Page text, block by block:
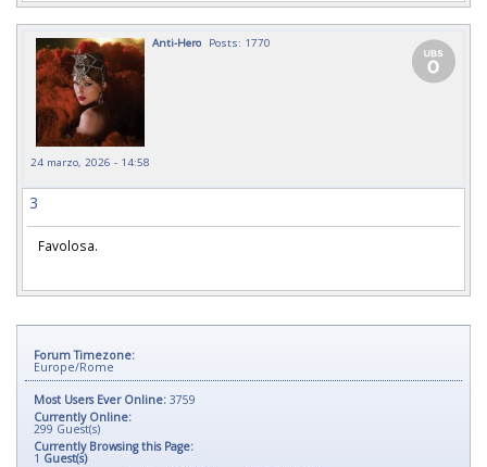
Anti-Hero Posts: 1770
24 marzo, 2026 - 14:58
3
Favolosa.
Forum Timezone:
Europe/Rome
Most Users Ever Online: 3759
Currently Online:
299 Guest(s)
Currently Browsing this Page:
1 Guest(s)